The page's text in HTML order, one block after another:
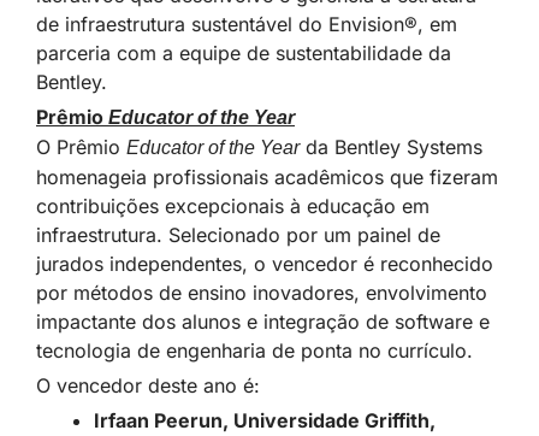
de infraestrutura sustentável do Envision®, em
parceria com a equipe de sustentabilidade da
Bentley.
Prêmio Educator of the Year
O Prêmio Educator of the Yearda Bentley Systems
homenageia profissionais acadêmicos que fizeram
contribuições excepcionais à educação em
infraestrutura. Selecionado por um painel de
jurados independentes, o vencedor é reconhecido
por métodos de ensino inovadores, envolvimento
impactante dos alunos e integração de software e
tecnologia de engenharia de ponta no currículo.
O vencedor deste ano é:
Irfaan Peerun, Universidade Griffith,